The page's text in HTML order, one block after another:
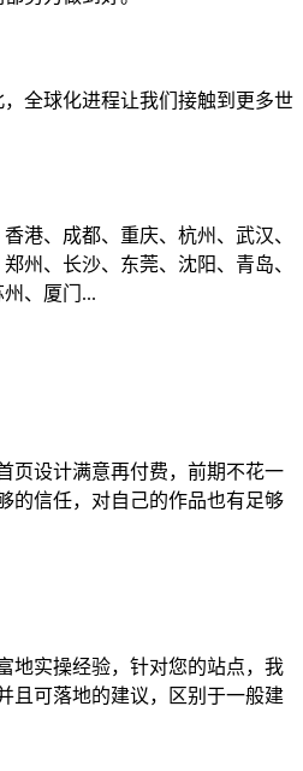
全球化进程让我们接触到更多世
港、成都、重庆、杭州、武汉、
州、长沙、东莞、沈阳、青岛、
、厦门...
页设计满意再付费，前期不花一
的信任，对自己的作品也有足够
地实操经验，针对您的站点，我
且可落地的建议，区别于一般建